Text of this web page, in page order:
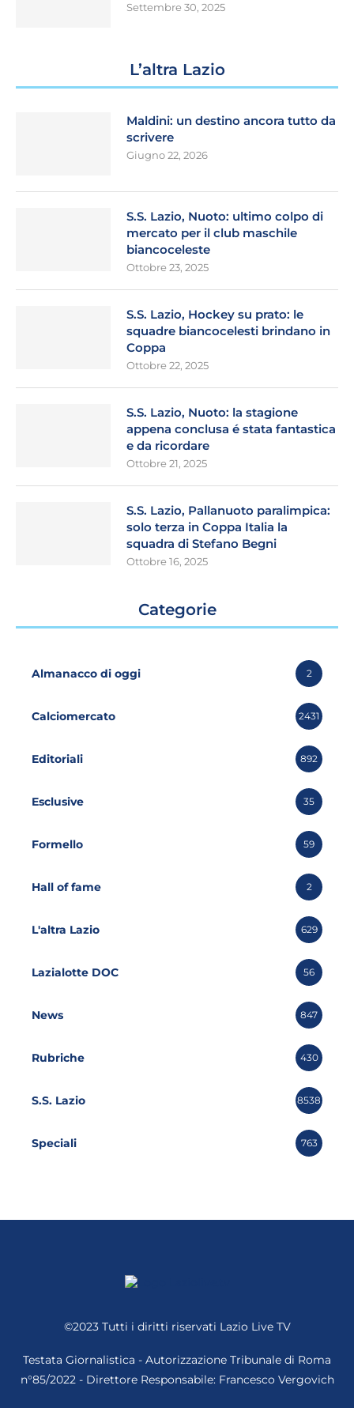
Settembre 30, 2025
L’altra Lazio
Maldini: un destino ancora tutto da
scrivere
Giugno 22, 2026
S.S. Lazio, Nuoto: ultimo colpo di
mercato per il club maschile
biancoceleste
Ottobre 23, 2025
S.S. Lazio, Hockey su prato: le
squadre biancocelesti brindano in
Coppa
Ottobre 22, 2025
S.S. Lazio, Nuoto: la stagione
appena conclusa é stata fantastica
e da ricordare
Ottobre 21, 2025
S.S. Lazio, Pallanuoto paralimpica:
solo terza in Coppa Italia la
squadra di Stefano Begni
Ottobre 16, 2025
Categorie
Almanacco di oggi 2
Calciomercato 2431
Editoriali 892
Esclusive 35
Formello 59
Hall of fame 2
L'altra Lazio 629
Lazialotte DOC 56
News 847
Rubriche 430
S.S. Lazio 8538
Speciali 763
©2023 Tutti i diritti riservati Lazio Live TV
Testata Giornalistica - Autorizzazione Tribunale di Roma
n°85/2022 - Direttore Responsabile: Francesco Vergovich